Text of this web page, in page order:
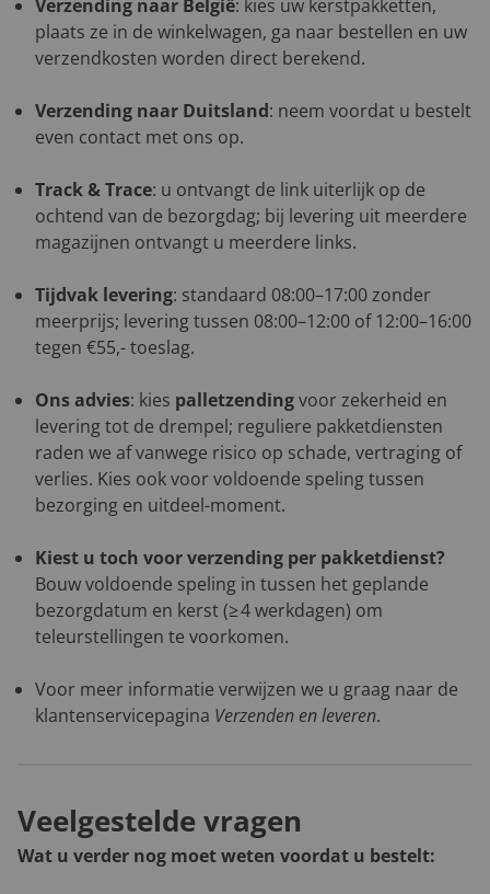
Verzending naar België: kies uw kerstpakketten,
plaats ze in de winkelwagen, ga naar bestellen en uw
verzendkosten worden direct berekend.
Verzending naar Duitsland: neem voordat u bestelt
even contact met ons op.
Track & Trace: u ontvangt de link uiterlijk op de
ochtend van de bezorgdag; bij levering uit meerdere
magazijnen ontvangt u meerdere links.
Tijdvak levering: standaard 08:00–17:00 zonder
meerprijs; levering tussen 08:00–12:00 of 12:00–16:00
tegen €55,- toeslag.
Ons advies: kies palletzendingvoor zekerheid en
levering tot de drempel; reguliere pakketdiensten
raden we af vanwege risico op schade, vertraging of
verlies. Kies ook voor voldoende speling tussen
bezorging en uitdeel-moment.
Kiest u toch voor verzending per pakketdienst?
Bouw voldoende speling in tussen het geplande
bezorgdatum en kerst (≥ 4 werkdagen) om
teleurstellingen te voorkomen.
Voor meer informatie verwijzen we u graag naar de
klantenservicepagina Verzenden en leveren.
Veelgestelde vragen
Wat u verder nog moet weten voordat u bestelt: